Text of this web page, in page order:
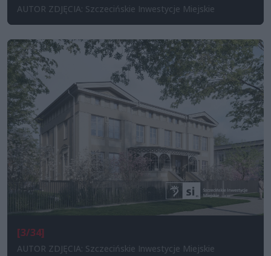
AUTOR ZDJĘCIA: Szczecińskie Inwestycje Miejskie
[3/34]
AUTOR ZDJĘCIA: Szczecińskie Inwestycje Miejskie